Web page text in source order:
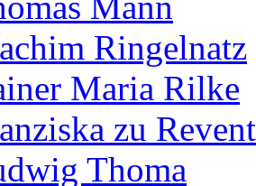
Ringelnatz
Maria Rilke
zu
Thoma